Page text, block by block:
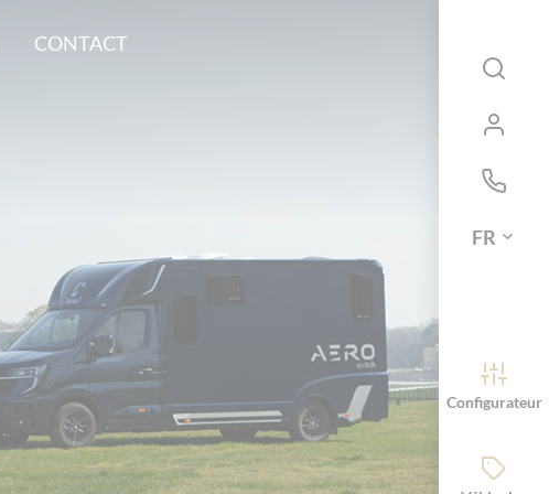
FR
Configurateur
CONTACT